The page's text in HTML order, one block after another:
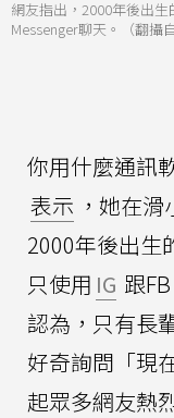
網友指出，2000年後出
Messenger聊天。（翻攝
你用什麼通訊
表示 ，她在
2000年後出生
只使用 IG 跟FB
認為，只有長
好奇詢問「現
起眾多網友熱